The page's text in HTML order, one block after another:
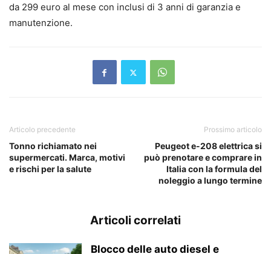
da 299 euro al mese con inclusi di 3 anni di garanzia e
manutenzione.
Articolo precedente
Tonno richiamato nei
supermercati. Marca, motivi
e rischi per la salute
Prossimo articolo
Peugeot e-208 elettrica si
può prenotare e comprare in
Italia con la formula del
noleggio a lungo termine
Articoli correlati
Blocco delle auto diesel e